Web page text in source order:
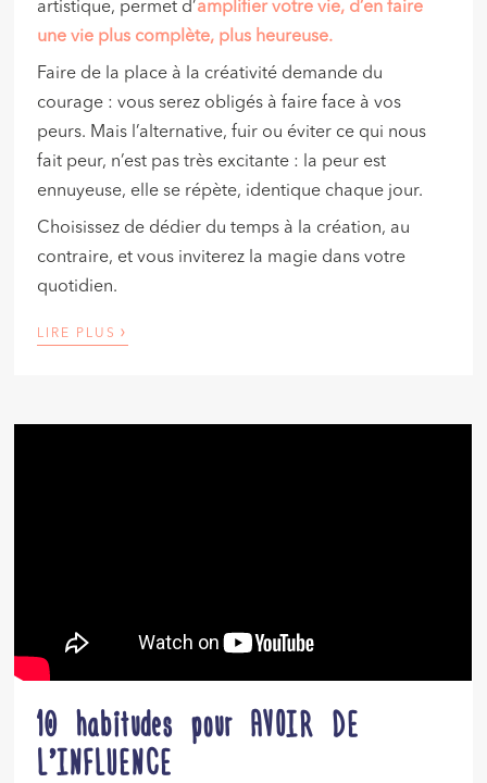
artistique, permet d’amplifier votre vie, d’en faire
une vie plus complète, plus heureuse.
Faire de la place à la créativité demande du
courage : vous serez obligés à faire face à vos
peurs. Mais l’alternative, fuir ou éviter ce qui nous
fait peur, n’est pas très excitante : la peur est
ennuyeuse, elle se répète, identique chaque jour.
Choisissez de dédier du temps à la création, au
contraire, et vous inviterez la magie dans votre
quotidien.
LIRE PLUS ›
10 habitudes pour AVOIR DE
L’INFLUENCE